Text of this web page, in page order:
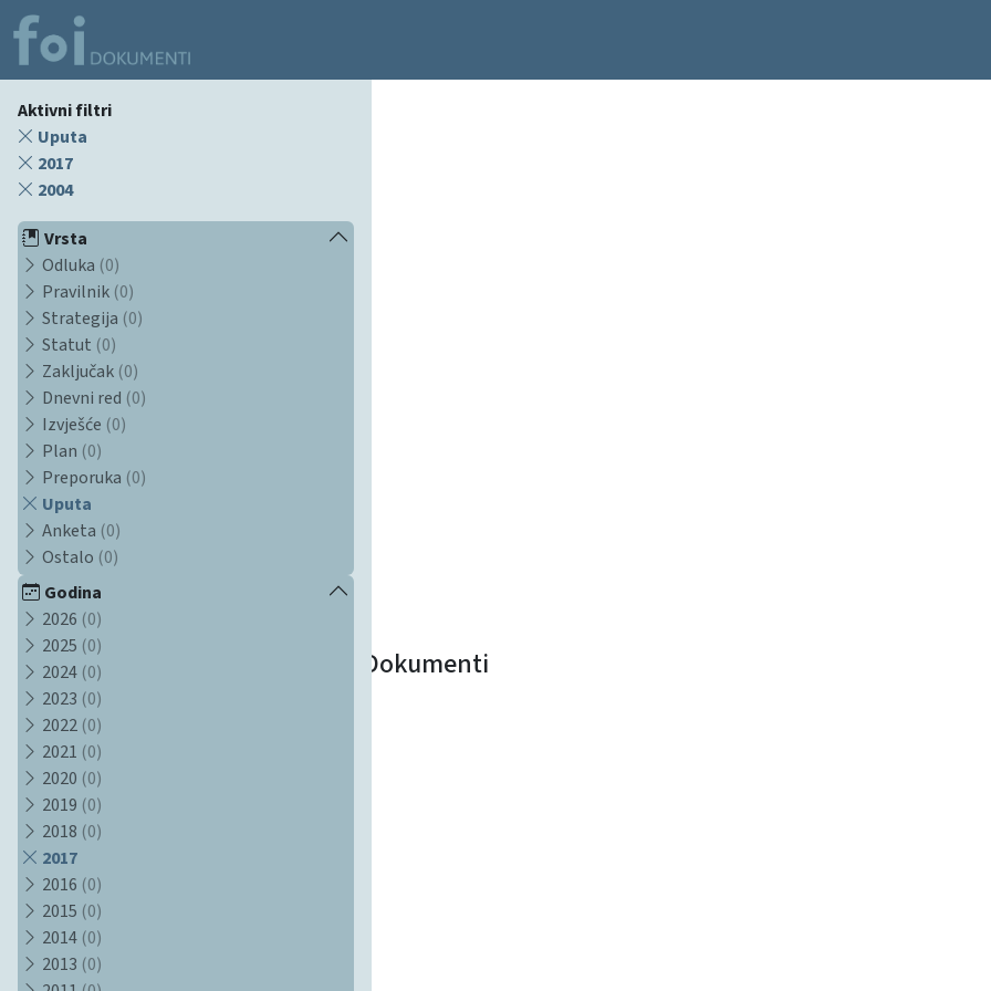
Aktivni filtri
Uputa
2017
2004
Vrsta
Odluka (0)
Pravilnik (0)
Strategija (0)
Statut (0)
Zaključak (0)
Dnevni red (0)
Izvješće (0)
Plan (0)
Preporuka (0)
Uputa
Anketa (0)
Ostalo (0)
Godina
2026 (0)
2025 (0)
2024 (0)
2023 (0)
2022 (0)
2021 (0)
2020 (0)
2019 (0)
2018 (0)
2017
2016 (0)
2015 (0)
2014 (0)
2013 (0)
Dokumenti